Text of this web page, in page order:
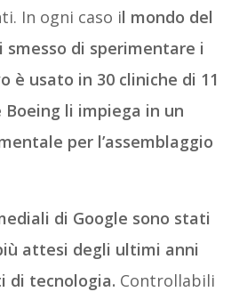
In ogni caso il mondo del
smesso di sperimentare i
è usato in 30 cliniche di 11
li impiega in un
per l’assemblaggio
di Google sono stati
attesi degli ultimi anni
di tecnologia. Controllabili